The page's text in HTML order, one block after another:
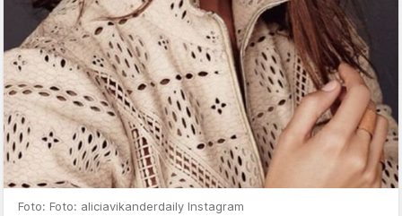
Foto: Foto: aliciavikanderdaily Instagram